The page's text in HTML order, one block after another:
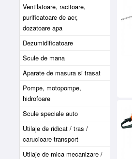
Ventilatoare, racitoare,
purificatoare de aer,
dozatoare apa
Dezumidificatoare
Scule de mana
Aparate de masura si trasat
Pompe, motopompe,
hidrofoare
Scule speciale auto
Utilaje de ridicat / tras /
carucioare transport
Utilaje de mica mecanizare /